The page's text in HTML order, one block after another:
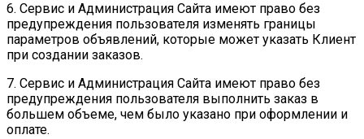
6. Сервис и Администрация Сайта имеют право без
предупреждения пользователя изменять границы
параметров объявлений, которые может указать Клиент
при создании заказов.
7. Сервис и Администрация Сайта имеют право без
предупреждения пользователя выполнить заказ в
большем объеме, чем было указано при оформлении и
оплате.